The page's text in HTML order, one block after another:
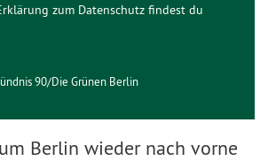
zum Datenschutz findest du
90/Die Grünen Berlin
Berlin wieder nach vorne